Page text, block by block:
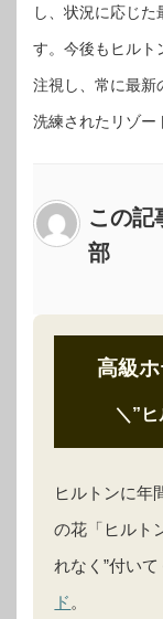
し、状況に応じ
す。今後もヒルト
注視し、常に最新
洗練されたリゾー
この
部
高級
＼”
ヒルトンに年
の花「ヒルト
れなく”付い
ド。